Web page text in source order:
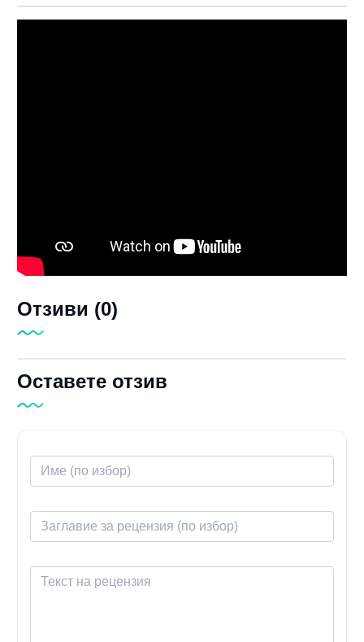
Отзиви (0)
Оставете отзив